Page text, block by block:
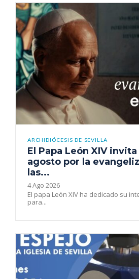
ARCHIDIÓCESIS DE SEVILLA
El Papa León XIV
agosto por la
las...
4 Ago 2026
El papa León XIV ha dedicado su
para...